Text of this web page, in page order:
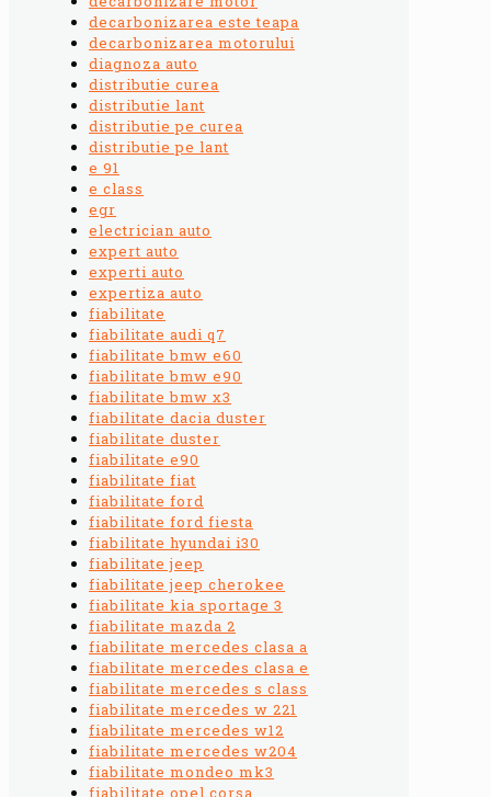
decarbonizarea este teapa
decarbonizarea motorului
diagnoza auto
distributie curea
distributie lant
distributie pe curea
distributie pe lant
e 91
e class
egr
electrician auto
expert auto
experti auto
expertiza auto
fiabilitate
fiabilitate audi q7
fiabilitate bmw e60
fiabilitate bmw e90
fiabilitate bmw x3
fiabilitate dacia duster
fiabilitate duster
fiabilitate e90
fiabilitate fiat
fiabilitate ford
fiabilitate ford fiesta
fiabilitate hyundai i30
fiabilitate jeep
fiabilitate jeep cherokee
fiabilitate kia sportage 3
fiabilitate mazda 2
fiabilitate mercedes clasa a
fiabilitate mercedes clasa e
fiabilitate mercedes s class
fiabilitate mercedes w 221
fiabilitate mercedes w12
fiabilitate mercedes w204
fiabilitate mondeo mk3
fiabilitate opel corsa